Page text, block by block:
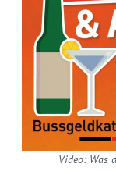
Video: Was